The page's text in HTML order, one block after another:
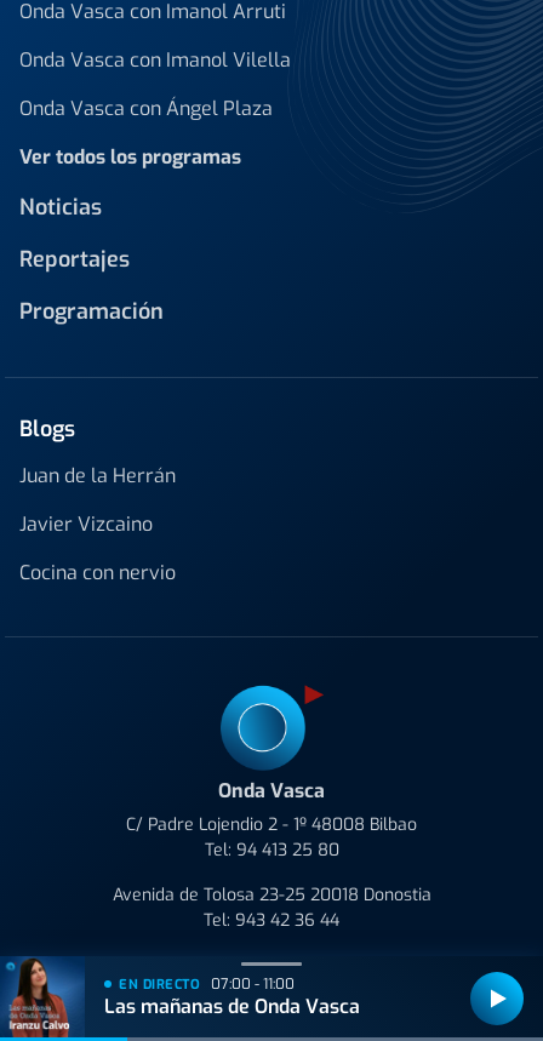
Onda Vasca con Imanol Arruti
Onda Vasca con Imanol Vilella
Onda Vasca con Ángel Plaza
Ver todos los programas
Noticias
Reportajes
Programación
Blogs
Juan de la Herrán
Javier Vizcaino
Cocina con nervio
Onda Vasca
C/ Padre Lojendio 2 - 1º 48008 Bilbao
Tel: 94 413 25 80
Avenida de Tolosa 23-25 20018 Donostia
Tel: 943 42 36 44
Bilbao90.1 FM
Donostia106.9 FM
Gasteiz98.0 FM
EN DIRECTO 07:00 - 11:00
Las mañanas de Onda Vasca